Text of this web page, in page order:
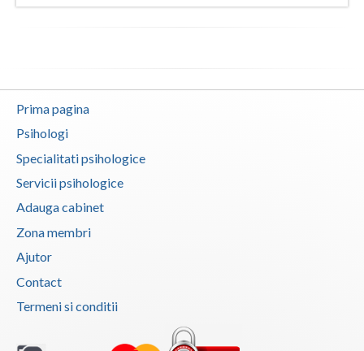
Prima pagina
Psihologi
Specialitati psihologice
Servicii psihologice
Adauga cabinet
Zona membri
Ajutor
Contact
Termeni si conditii